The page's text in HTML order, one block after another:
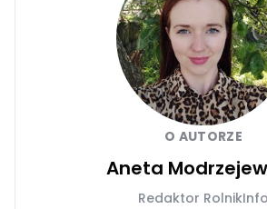
O AUTORZE
Aneta
Redaktor RolnikInfo